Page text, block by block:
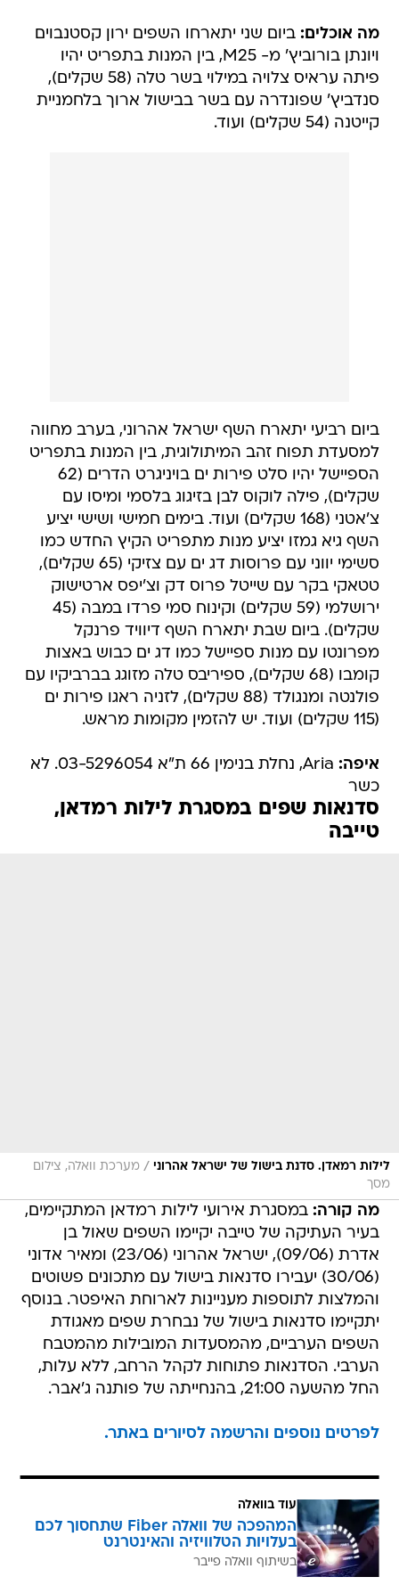
מה אוכלים: ביום שני יתארחו השפים ירון קסטנבוים
ויונתן בורוביץ' מ- M25, בין המנות בתפריט יהיו
פיתה עראיס צלויה במילוי בשר טלה (58 שקלים),
סנדביץ' שפונדרה עם בשר בבישול ארוך בלחמניית
קייטנה (54 שקלים) ועוד.
ביום רביעי יתארח השף ישראל אהרוני, בערב מחווה
למסעדת תפוח זהב המיתולוגית, בין המנות בתפריט
הספיישל יהיו סלט פירות ים בויניגרט הדרים (62
שקלים), פילה לוקוס לבן בזיגוג בלסמי ומיסו עם
צ'אטני (168 שקלים) ועוד. בימים חמישי ושישי יציע
השף גיא גמזו יציע מנות מתפריט הקיץ החדש כמו
סשימי יווני עם פרוסות דג ים עם צזיקי (65 שקלים),
טטאקי בקר עם שייטל פרוס דק וצ'יפס ארטישוק
ירושלמי (59 שקלים) וקינוח סמי פרדו במבה (45
שקלים). ביום שבת יתארח השף דיוויד פרנקל
מפרונטו עם מנות ספיישל כמו דג ים כבוש באצות
קומבו (68 שקלים), ספיריבס טלה מזוגג בברביקיו עם
פולנטה ומנגולד (88 שקלים), לזניה ראגו פירות ים
(115 שקלים) ועוד. יש להזמין מקומות מראש.
איפה:
Aria, נחלת בנימין 66 ת"א 03-5296054. לא
כשר
סדנאות שפים במסגרת לילות רמדאן,
טייבה
לילות רמאדן. סדנת בישול של ישראל אהרוני / מערכת וואלה, צילום
מסך
מה קורה: במסגרת אירועי לילות רמדאן המתקיימים,
בעיר העתיקה של טייבה יקיימו השפים שאול בן
אדרת (09/06), ישראל אהרוני (23/06) ומאיר אדוני
(30/06) יעבירו סדנאות בישול עם מתכונים פשוטים
והמלצות לתוספות מעניינות לארוחת האיפטר. בנוסף
יתקיימו סדנאות בישול של נבחרת שפים מאגודת
השפים הערביים, מהמסעדות המובילות מהמטבח
הערבי. הסדנאות פתוחות לקהל הרחב, ללא עלות,
החל מהשעה 21:00, בהנחייתה של פותנה ג'אבר.
לפרטים נוספים והרשמה לסיורים באתר.
עוד בוואלה
המהפכה של וואלה Fiber שתחסוך לכם
בעלויות הטלוויזיה והאינטרנט
בשיתוף וואלה פייבר